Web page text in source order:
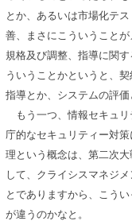
とか、あるいは市場化テ
善、まさにこういうこと
規格及び調整、指導に関
ういうことかというと、
指導とか、システムの評価
もう一つ、情報セキュリ
庁的なセキュリティー対
理という概念は、第二次
して、クライシスマネジ
とでありますから、こう
が違うのかなと。